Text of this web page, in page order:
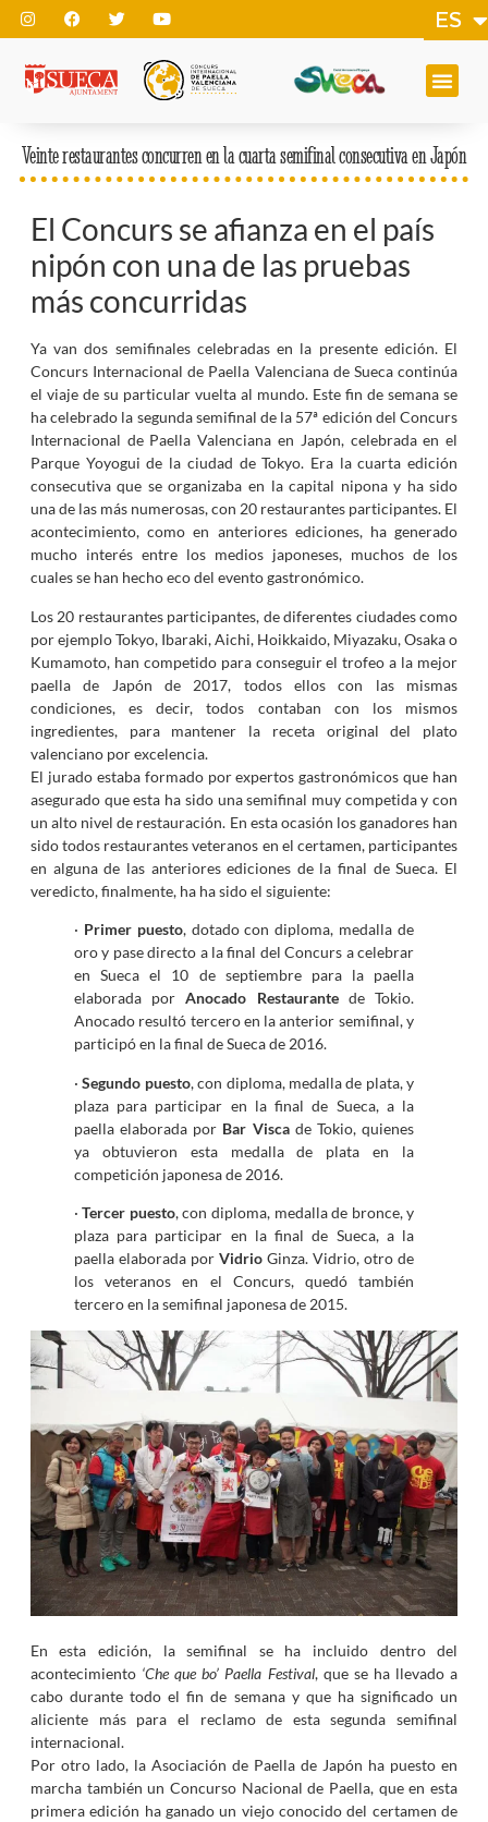
ES
EN
Veinte restaurantes concurren en la cuarta semifinal consecutiva en Japón
El Concurs se afianza en el país
nipón con una de las pruebas
más concurridas
Ya van dos semifinales celebradas en la presente edición. El
Concurs Internacional de Paella Valenciana de Sueca continúa
el viaje de su particular vuelta al mundo. Este fin de semana se
ha celebrado la segunda semifinal de la 57ª edición del Concurs
Internacional de Paella Valenciana en Japón, celebrada en el
Parque Yoyogui de la ciudad de Tokyo. Era la cuarta edición
consecutiva que se organizaba en la capital nipona y ha sido
una de las más numerosas, con 20 restaurantes participantes. El
acontecimiento, como en anteriores ediciones, ha generado
mucho interés entre los medios japoneses, muchos de los
cuales se han hecho eco del evento gastronómico.
Los 20 restaurantes participantes, de diferentes ciudades como
por ejemplo Tokyo, Ibaraki, Aichi, Hoikkaido, Miyazaku, Osaka o
Kumamoto, han competido para conseguir el trofeo a la mejor
paella de Japón de 2017, todos ellos con las mismas
condiciones, es decir, todos contaban con los mismos
ingredientes, para mantener la receta original del plato
valenciano por excelencia.
El jurado estaba formado por expertos gastronómicos que han
asegurado que esta ha sido una semifinal muy competida y con
un alto nivel de restauración. En esta ocasión los ganadores han
sido todos restaurantes veteranos en el certamen, participantes
en alguna de las anteriores ediciones de la final de Sueca. El
veredicto, finalmente, ha ha sido el siguiente:
· Primer puesto, dotado con diploma, medalla de
oro y pase directo a la final del Concurs a celebrar
en Sueca el 10 de septiembre para la paella
elaborada porAnocado Restaurantede Tokio.
Anocado resultó tercero en la anterior semifinal, y
participó en la final de Sueca de 2016.
·Segundo puesto, con diploma, medalla de plata, y
plaza para participar en la final de Sueca, a la
paella elaborada por Bar Viscade Tokio, quienes
ya obtuvieron esta medalla de plata en la
competición japonesa de 2016.
·Tercer puesto, con diploma, medalla de bronce, y
plaza para participar en la final de Sueca, a la
paella elaborada por Vidrio Ginza. Vidrio, otro de
los veteranos en el Concurs, quedó también
tercero en la semifinal japonesa de 2015.
En esta edición, la semifinal se ha incluido dentro del
acontecimiento ‘Che que bo’ Paella Festival, que se ha llevado a
cabo durante todo el fin de semana y que ha significado un
aliciente más para el reclamo de esta segunda semifinal
internacional.
Por otro lado, la Asociación de Paella de Japón ha puesto en
marcha también un Concurso Nacional de Paella, que en esta
primera edición ha ganado un viejo conocido del certamen de